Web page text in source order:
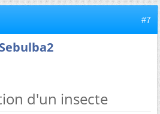
#7
Sebulba2
d'un insecte